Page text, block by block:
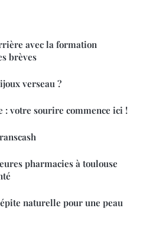
avec la formation
brèves
verseau ?
: votre sourire commence ici !
pharmacies à toulouse
naturelle pour une peau